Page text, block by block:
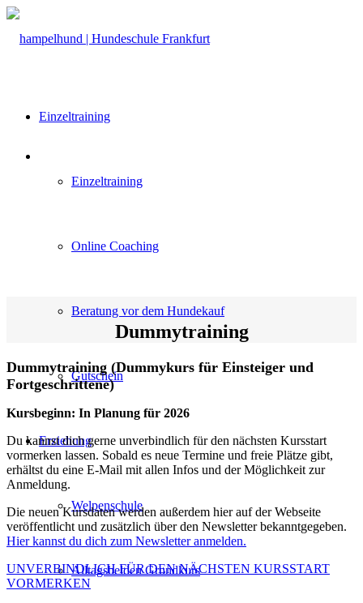
Einzeltraining
Einzeltraining
Online Coaching
Beratung vor dem Hundekauf
Gutschein
Erziehung
Welpenschule
Alltagshelden Grundkurs
Dummytraining
Dummytraining (Dummykurs für Einsteiger und
Fortgeschrittene)
Kursbeginn: In Planung für 2026
Du kannst dich gerne unverbindlich für den nächsten Kursstart
vormerken lassen. Sobald es neue Termine und freie Plätze gibt,
erhältst du eine E-Mail mit allen Infos und der Möglichkeit zur
Anmeldung.
Die neuen Kursdaten werden außerdem hier auf der Webseite
veröffentlicht und zusätzlich über den Newsletter bekanntgegeben.
Hier kannst du dich zum Newsletter anmelden.
UNVERBINDLICH FÜR DEN NÄCHSTEN KURSSTART
VORMERKEN